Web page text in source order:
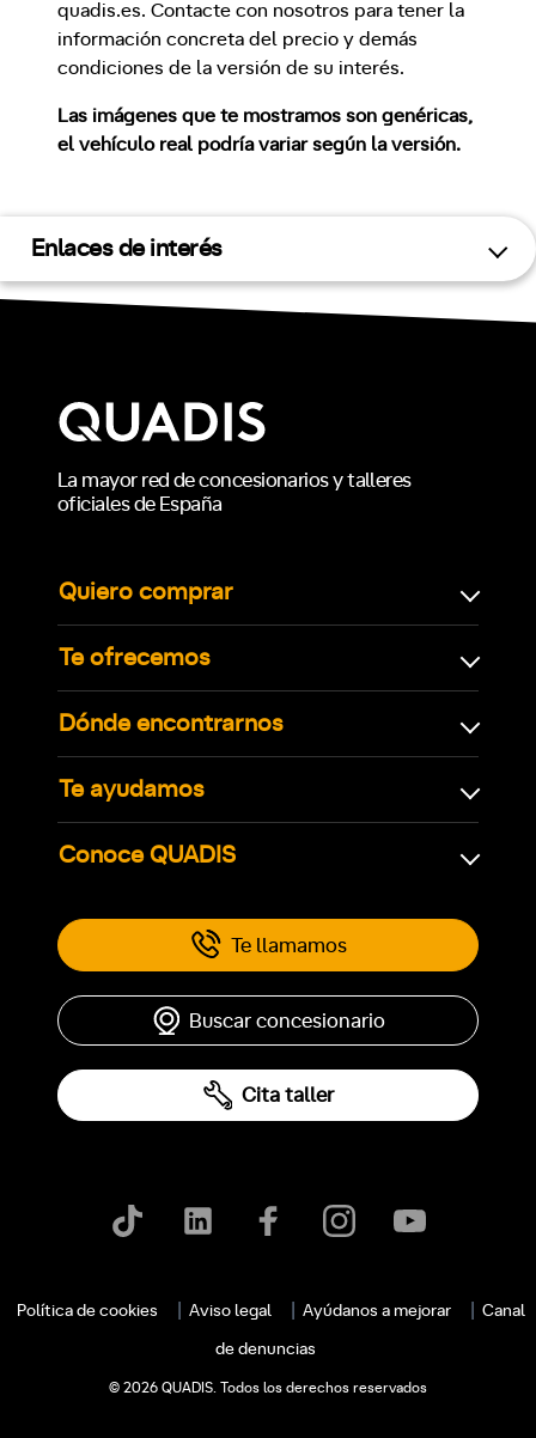
quadis.es. Contacte con nosotros para tener la
información concreta del precio y demás
condiciones de la versión de su interés.
Las imágenes que te mostramos son genéricas,
el vehículo real podría variar según la versión.
Enlaces de interés
La mayor red de concesionarios y talleres
oficiales de España
Quiero comprar
Te ofrecemos
Dónde encontrarnos
Te ayudamos
Conoce QUADIS
Te llamamos
Buscar concesionario
Cita taller
Política de cookies Aviso legal Ayúdanos a mejorar Canal
de denuncias
© 2026 QUADIS. Todos los derechos reservados